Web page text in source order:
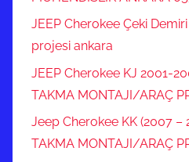
JEEP Cherokee Çeki
projesi ankara
JEEP Cherokee KJ 2001-
TAKMA MONTAJI/ARAÇ
Jeep Cherokee KK (2007 –
TAKMA MONTAJI/ARAÇ